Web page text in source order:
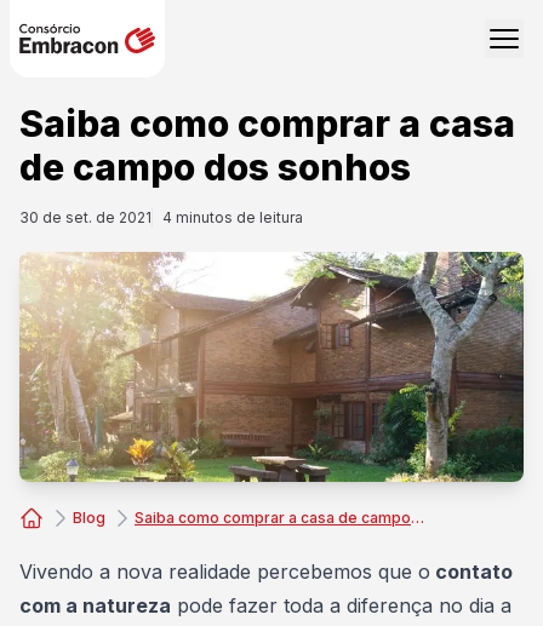
Saiba como comprar a casa
de campo dos sonhos
30 de set. de 2021 4 minutos de leitura
Blog Saiba como comprar a casa de campo dos sonhos
Vivendo a nova realidade percebemos que o contato
com a natureza pode fazer toda a diferença no dia a